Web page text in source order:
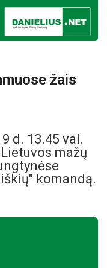
žais
d. 13.45 val.
mažų
komandą.